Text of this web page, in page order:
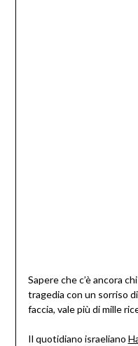
Sapere che c’è ancora
tragedia con un sorriso
faccia, vale più di mille
Il quotidiano israeliano